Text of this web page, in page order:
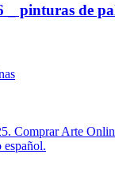
pinturas de